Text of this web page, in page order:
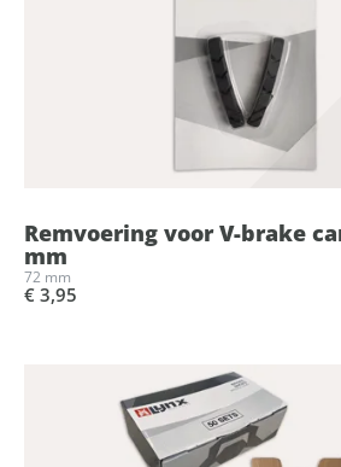
Remvoering voor V-brake
mm
72 mm
€ 3,95